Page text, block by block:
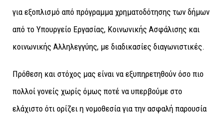
για εξοπλισμό από πρόγραμμα χρηματοδότησης των δήμων
από το Υπουργείο Εργασίας, Κοινωνικής Ασφάλισης και
κοινωνικής Αλληλεγγύης, με διαδικασίες διαγωνιστικές.
Πρόθεση και στόχος μας είναι να εξυπηρετηθούν όσο πιο
πολλοί γονείς χωρίς όμως ποτέ να υπερβούμε στο
ελάχιστο ότι ορίζει η νομοθεσία για την ασφαλή παρουσία